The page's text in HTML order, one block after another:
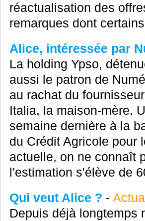
réactualisation des
remarques dont
Alice, intéressée par
La holding Ypso,
aussi le patron de
au rachat du
Italia, la maison-mère.
semaine dernière à la
du Crédit Agricole pour
actuelle, on ne connaît
l'estimation s'élève de
Qui veut Alice ? -
Depuis déjà longtemps